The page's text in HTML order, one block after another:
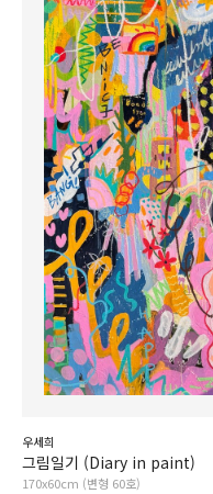
우세희
그림일기 (Diary in paint)
170x60cm (변형 60호)